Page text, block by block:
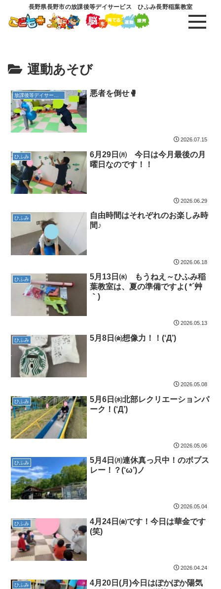
長野県長野市の放課後等デイサービス ひふみ長野稲葉教室
運動あそび
放課後等デイサービス 悪者を倒せ🥊
2026.07.15
ひふみ
6月29日㈪ 今日は今月最後の月
曜日なのです！！
2026.06.29
ひふみ
自由時間はそれぞれのお楽しみ時
間♪
2026.06.18
ひふみ
5月13日㈬ もうねえ～ひふみ稲
葉教室は、夏の準備ですよ( *´艸
｀)
2026.05.13
ひふみ 5月8日㈮想像力！！(‘Д’)
2026.05.08
ひふみ
5月6日㈬北部レクリエーションパ
ーク！(‘Д’)
2026.05.06
ひふみ
5月4日㈪連休真っ只中！のボブス
レー！？(‘ω’)ノ
2026.05.04
ひふみ
4月24日㈮です！今日は華金です
(笑)
2026.04.24
ひふみ
4月20日(月)今日はぽかぽか陽気